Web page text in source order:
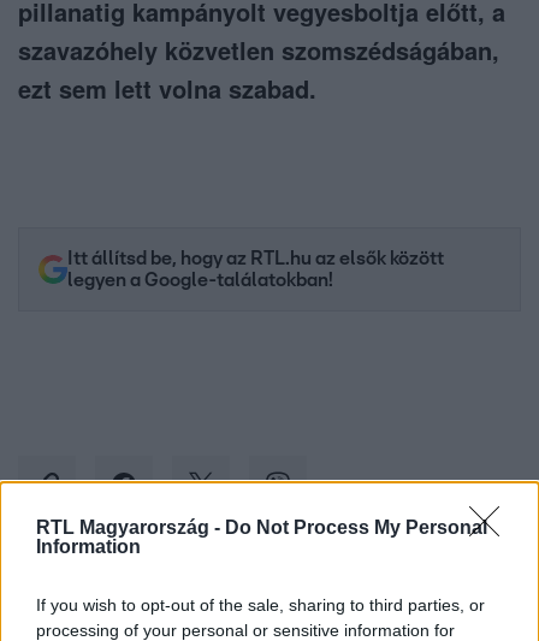
RTL Magyarország - Do Not Process My Personal
Information
If you wish to opt-out of the sale, sharing to third parties, or
processing of your personal or sensitive information for
pillanatig kampányolt vegyesboltja előtt, a
szavazóhely közvetlen szomszédságában,
ezt sem lett volna szabad.
Itt állítsd be, hogy az RTL.hu az elsők között
legyen a Google-találatokban!
Kövess minket, és értesülj a friss hírekről a
Facebookon is!